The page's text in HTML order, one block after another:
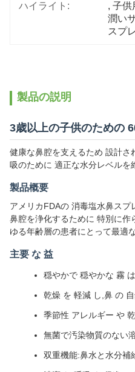
ハイライト:
, 子供
潤い
スプ
製品の説明
3歳以上の子供のための
健康な鼻腔を支えるため 設計
吸のために 適正な水分レベルを
製品概要
アメリカFDAの 消毒塩水鼻スプ
鼻腔を浄化するために 特別に作
ゆる年齢層の患者にとって最適
主要 な 益
穏やかで 穏やかな 霧
乾燥 を 軽減 し,鼻 の
季節性 アレルギー や
無菌で汚染物質のない
双重機能:鼻水と水分補